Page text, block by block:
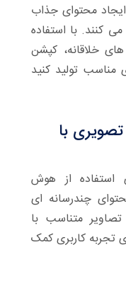
محتوای جذاب
کنند. با استفاده
خلاقانه، کپشن
تولید کنید
با
از هوش
چندرسانه ای
متناسب با
تجربه کاربری کمک